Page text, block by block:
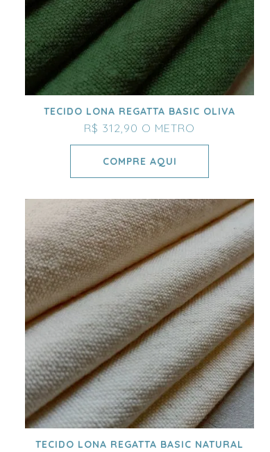
TECIDO LONA REGATTA BASIC OLIVA
R$ 312,90 O METRO
COMPRE AQUI
TECIDO LONA REGATTA BASIC NATURAL